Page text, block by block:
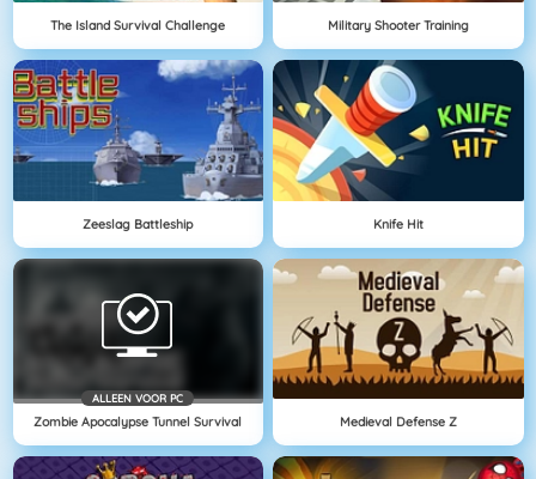
The Island Survival Challenge Military Shooter Training
Zeeslag Battleship Knife Hit
ALLEEN VOOR PC
Zombie Apocalypse Tunnel Survival Medieval Defense Z